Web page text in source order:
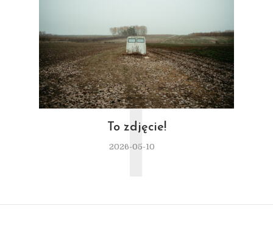
To zdjęcie!
2026-05-10
T